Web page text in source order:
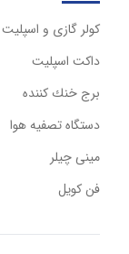
كولر گازی و اسپليت
داكت اسپليت
برج خنك كننده
دستگاه تصفيه هوا
مینی چیلر
فن کویل